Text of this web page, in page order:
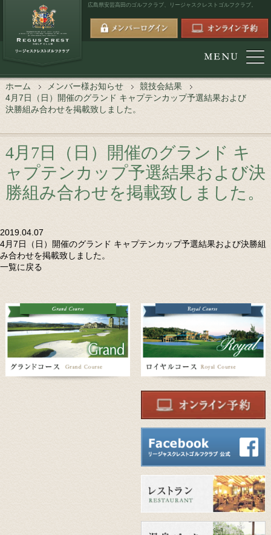
広島県安芸高田のゴルフクラブ、 リージャスクレストゴルフクラブ。
ホーム メンバー様お知らせ
競技会結果
4月7日（日）開催のグランド キャプテンカップ予選結果および
決勝組み合わせを掲載致しました。
4月7日（日）開催のグランド キ
ャプテンカップ予選結果および決
勝組み合わせを掲載致しました。
2019.04.07
4月7日（日）開催のグランド キャプテンカップ予選結果および決勝組
み合わせを掲載致しました。
一覧に戻る